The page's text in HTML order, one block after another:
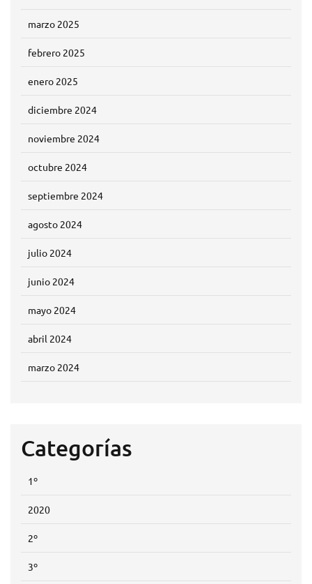
marzo 2025
febrero 2025
enero 2025
diciembre 2024
noviembre 2024
octubre 2024
septiembre 2024
agosto 2024
julio 2024
junio 2024
mayo 2024
abril 2024
marzo 2024
Categorías
1º
2020
2º
3º